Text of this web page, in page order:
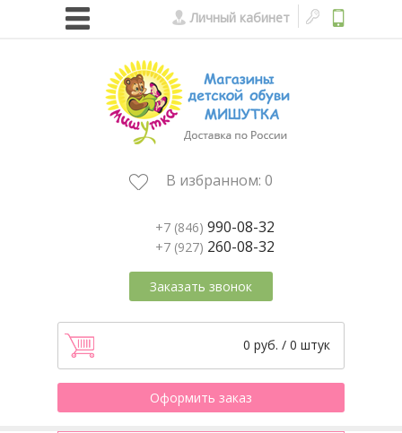
Личный кабинет
В избранном: 0
+7 (846) 990-08-32
+7 (927) 260-08-32
Заказать звонок
0 руб. / 0 штук
Оформить заказ